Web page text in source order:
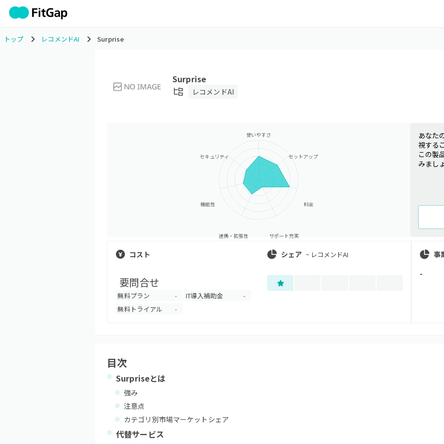
トップ レコメンドAI Surprise
Surprise
レコメンドAI
使いやすさ
セットアップ
料金
サポート充実
連携・拡張性
機能性
セキュリティ
あなた
視する
この製
みまし
コスト
要問合せ
無料プラン - IT導入補助金 -
無料トライアル -
シェア ~ レコメンドAI 事
-
目次
Surpriseとは
強み
注意点
カテゴリ別市場マーケットシェア
代替サービス